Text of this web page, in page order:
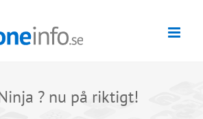
? nu på riktigt!